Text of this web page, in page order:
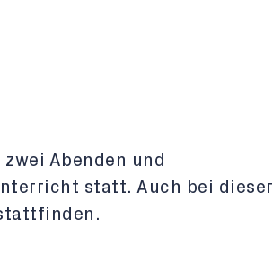
Abenden und
statt. Auch bei dieser